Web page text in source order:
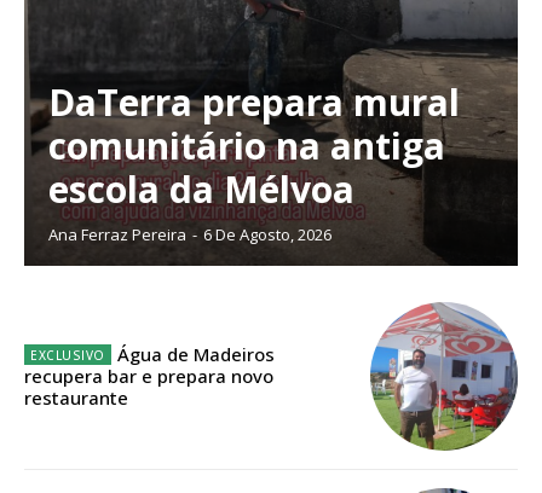
Planos de Assinatura
Faça-se assinante do Região de Cister e ajude-nos a manter este serviço
público!
Sendo assinante terá acesso a todos os conteúdos exclusivos e versões
DaTerra prepara mural
comunitário na antiga
escola da Mélvoa
Ana Ferraz Pereira - 6 De Agosto, 2026
Água de Madeiros
recupera bar e prepara novo
restaurante